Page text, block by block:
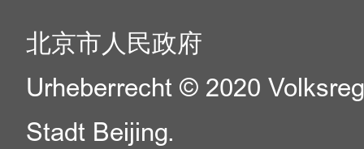
北京市人民政府
Urheberrecht © 2020
Stadt Beijing.